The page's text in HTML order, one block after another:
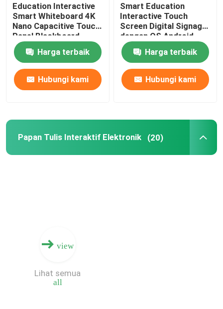
Education Interactive
Smart Whiteboard 4K
Nano Capacitive Touch
Panel Blackboard
Harga terbaik
Hubungi kami
Smart Education
Interactive Touch
Screen Digital Signage
dengan OS Android
11.0/12.0 Built-in
13MP/48MP Camera
Option
Harga terbaik
Hubungi kami
Papan Tulis Interaktif Elektronik (20)
view
all
Lihat semua